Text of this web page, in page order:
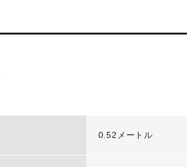
0.52メートル